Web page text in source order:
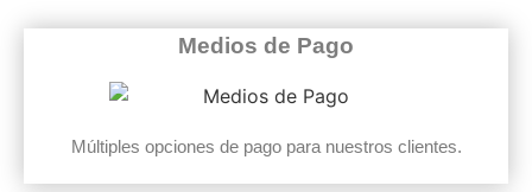
Medios de Pago
Múltiples opciones de pago para nuestros clientes.